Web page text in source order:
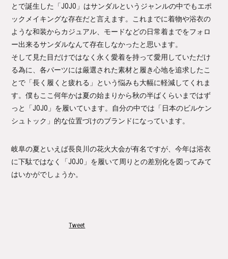
とで誕生した「JOJO」はサンダルというジャンルの中でもエポ
ックメイキングな存在だと言えます。これまでに着物や浴衣の
ような和装からカジュアル、モードなどの日常着までをフォロ
ー出来るサンダルなんて存在しなかったと思います。
そして見た目だけではなく永く愛着を持って愛用していただけ
る為に、各パーツには厳選された素材と履き心地を追求したこ
とで「長く履くと疲れる」という悩みも大幅に軽減してくれま
す。僕もここ何年かは夏の始まりから秋の半ばくらいまではず
っと「JOJO」を履いています。自分の中では「日本のビルケン
シュトック」的な位置づけのブランドになっています。
岐阜の夏といえば長良川の花火大会が有名ですが、今年は浴衣
に下駄ではなく「JOJO」を履いて周りとの差別化を図ってみて
はいかがでしょうか。
Tweet